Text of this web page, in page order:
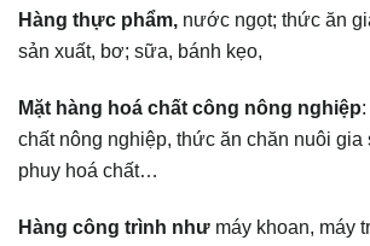
Hàng thực phẩm, nước ngọt; thức ăn
sản xuất, bơ; sữa, bánh kẹo,
Mặt hàng hoá chất công nông nghiệp
chất nông nghiệp, thức ăn chăn nuôi gia
phuy hoá chất…
Hàng công trình như máy khoan, máy